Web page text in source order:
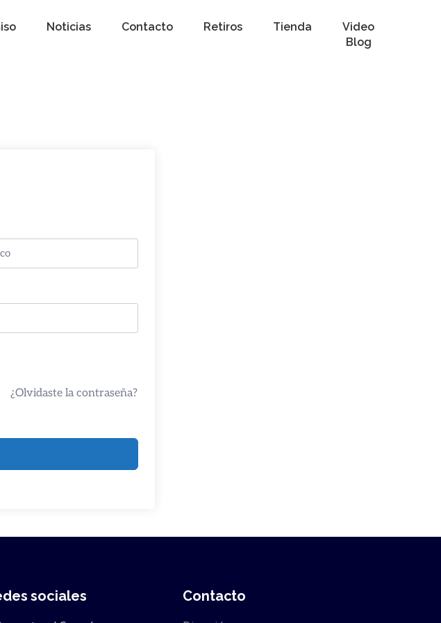
Noticias Contacto Retiros Tienda
Video
Blog
¿Olvidaste la contraseña?
sociales Contacto